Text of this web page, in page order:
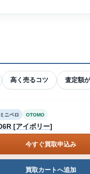
高く売るコツ 査定額
ニベロ OTOMO
[アイボリー]
今すぐ買取申込み
買取カートへ追加